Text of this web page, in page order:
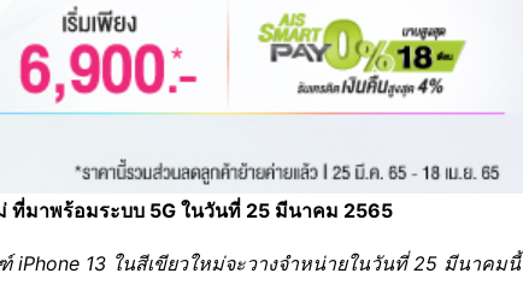
ที่มาพร้อมระบบ 5G ในวันที่ 25 มีนาคม 2565
13 ในสีเขียวใหม่จะวางจำหน่ายในวันที่ 25 มีนาคมนี้